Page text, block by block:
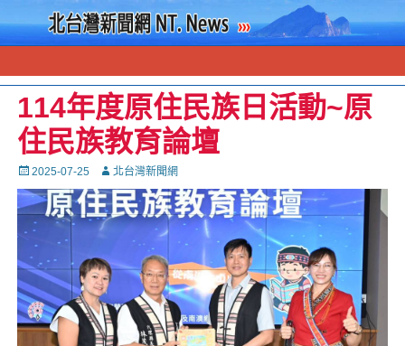
114年度原住民族日活動~原
住民族教育論壇
Posted
on
2025-07-25 Autor北台灣新聞網